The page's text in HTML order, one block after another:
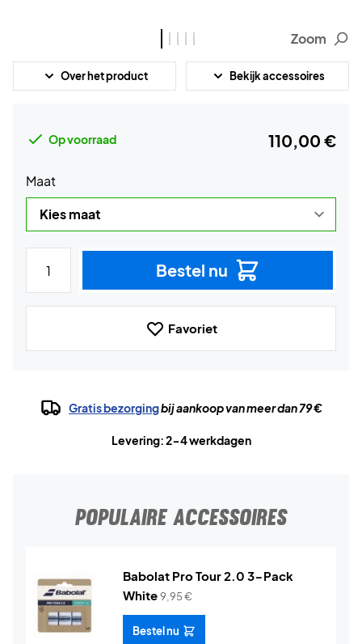
Zoom
Over het product Bekijk accessoires
Op voorraad 110,00 €
Maat
Bestel nu
Favoriet
Gratis bezorgingbij aankoop van meer dan 79 €
Levering: 2-4 werkdagen
POPULAIRE ACCESSOIRES
Babolat Pro Tour 2.0 3-Pack
White9,95€
Bestel nu